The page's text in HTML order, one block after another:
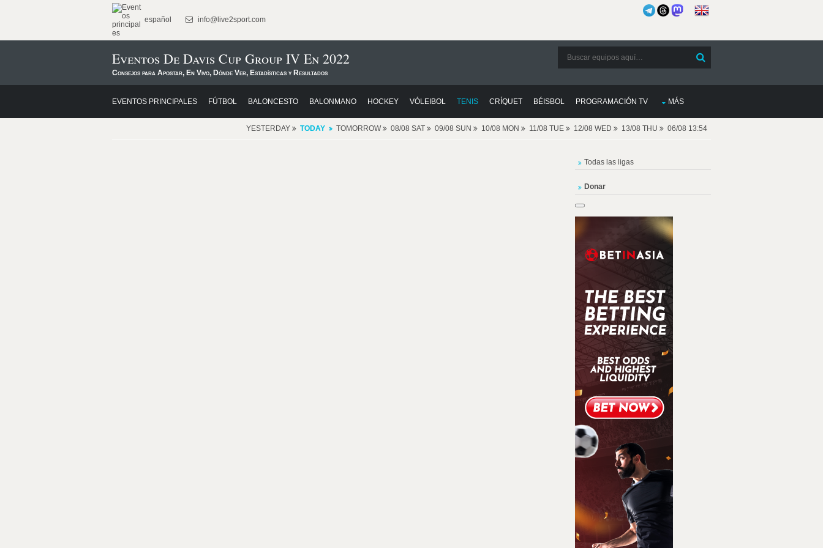
español info@live2sport.com
Eventos De Davis Cup Group IV En 2022
Consejos para Apostar, En Vivo, Dónde Ver, Estadísticas y Resultados
EVENTOS PRINCIPALES FÚTBOL BALONCESTO BALONMANO HOCKEY VÓLEIBOL TENIS CRÍQUET BÉISBOL PROGRAMACIÓN TV MÁS
YESTERDAY TODAY TOMORROW 08/08 SAT 09/08 SUN 10/08 MON 11/08 TUE 12/08 WED 13/08 THU 06/08 13:54
Todas las ligas
Donar